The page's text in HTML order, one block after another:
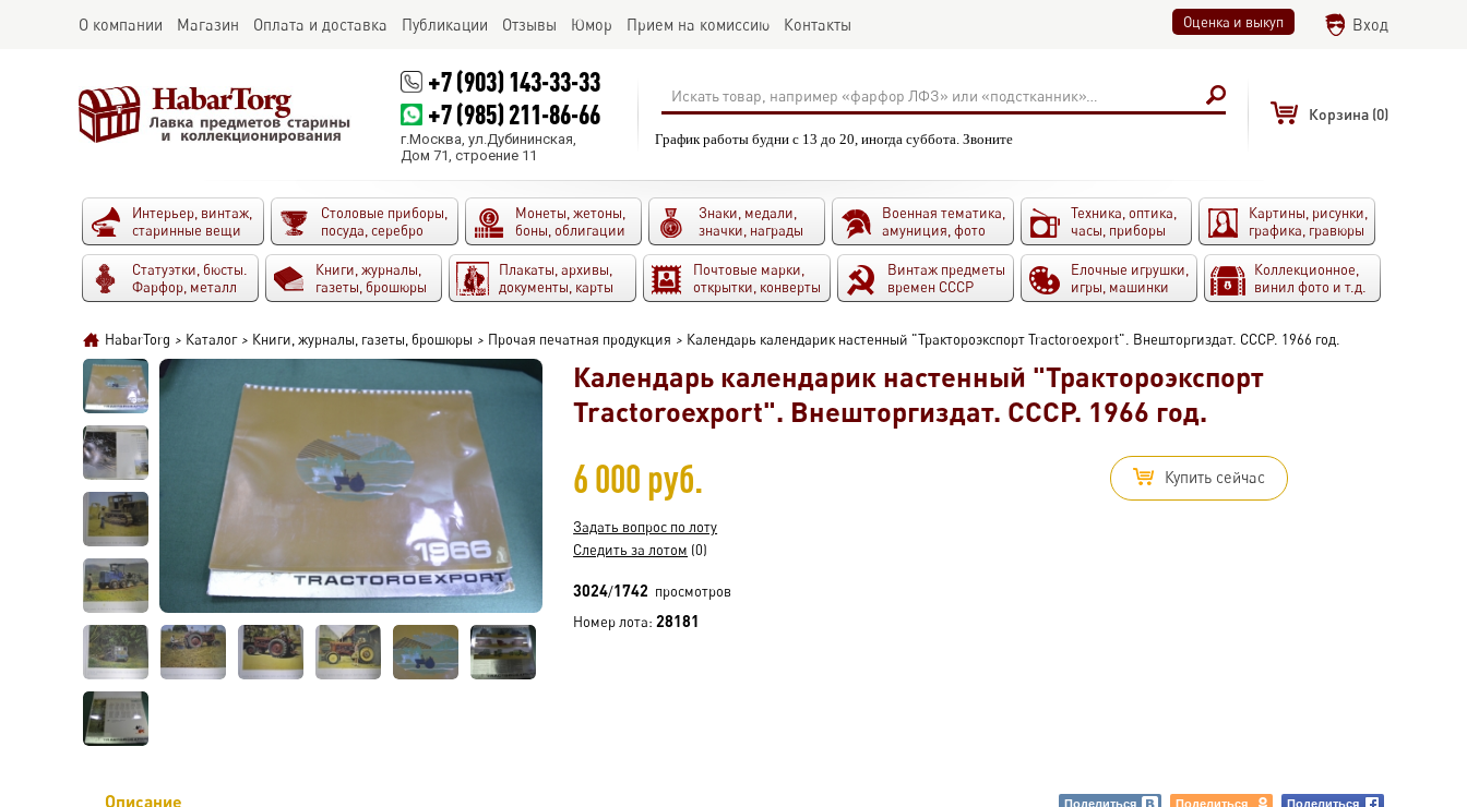
О компании Магазин Оплата и доставка Публикации Отзывы Юмор Прием на комиссию Контакты Оценка и выкуп Вход
+7 (903) 143-33-33
+7 (985) 211-86-66
г.Москва, ул.Дубининская,
Дом 71, строение 11
График работы будни с 13 до 20, иногда суббота. Звоните
Корзина (0)
Интерьер, винтаж,
старинные вещи
Столовые приборы,
посуда, серебро
Монеты, жетоны,
боны, облигации
Знаки, медали,
значки, награды
Военная тематика,
амуниция, фото
Техника, оптика,
часы, приборы
Картины, рисунки,
графика, гравюры
Статуэтки, бюсты.
Фарфор, металл
Книги, журналы,
газеты, брошюры
Плакаты, архивы,
документы, карты
Почтовые марки,
открытки, конверты
Винтаж предметы
времен СССР
Елочные игрушки,
игры, машинки
Коллекционное,
винил фото и т.д.
HabarTorg > Каталог > Книги, журналы, газеты, брошюры > Прочая печатная продукция > Календарь календарик настенный "Трактороэкспорт Tractoroexport". Внешторгиздат. СССР. 1966 год.
Календарь календарик настенный "Трактороэкспорт
Tractoroexport". Внешторгиздат. СССР. 1966 год.
6 000 руб. Купить сейчас
Задать вопрос по лоту
Следить за лотом (0)
3024/1742 просмотров
Номер лота:28181
Описание Поделиться Поделиться Поделиться